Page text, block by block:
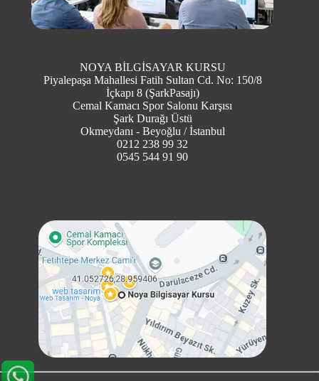
NOYA BİLGİSAYAR KURSU
Piyalepaşa Mahallesi Fatih Sultan Cd. No: 150/8
İçkapı 8 (ŞarkPasajı)
Cemal Kamacı Spor Salonu Karşısı
Şark Durağı Üstü
Okmeydanı - Beyoğlu / İstanbul
0212 238 99 32
0545 544 91 90